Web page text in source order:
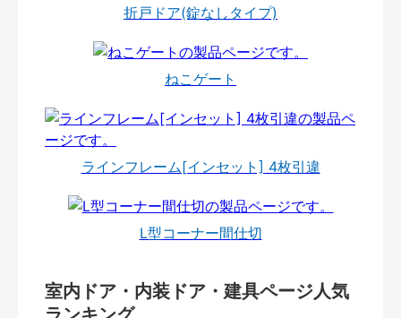
折戸ドア(錠なしタイプ)
ねこゲート
ラインフレーム[インセット] 4枚引違
L型コーナー間仕切
室内ドア・内装ドア・建具ページ人気